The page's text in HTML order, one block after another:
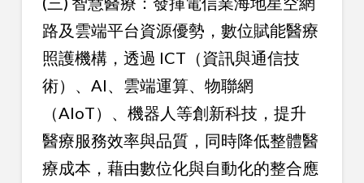
路及雲端平台資源優勢，數位賦能醫療
照護機構，透過 ICT（資訊與通信技
術）、AI、雲端運算、物聯網
（AIoT）、機器人等創新科技，提升
醫療服務效率與品質，同時降低整體醫
療成本，藉由數位化與自動化的整合應